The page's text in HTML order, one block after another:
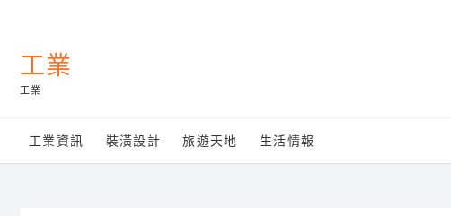
content工業
工業
工業資訊 裝潢設計 旅遊天地 生活情報